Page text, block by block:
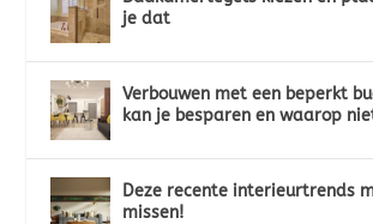
je dat
Verbouwen met een beperkt
kan je besparen en waarop
Deze recente interieurtrends
missen!